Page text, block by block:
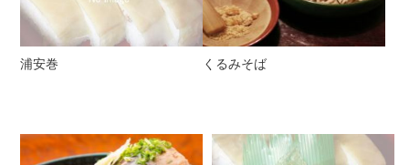
浦安巻 くるみそば